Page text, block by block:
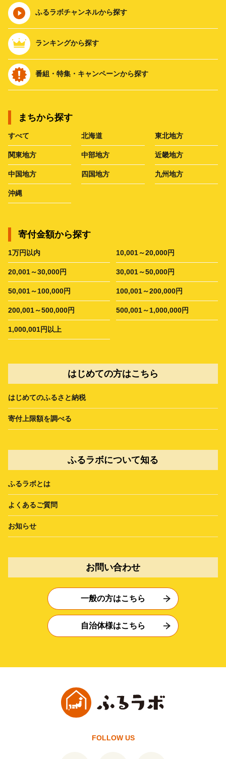
ふるラボチャンネルから探す
ランキングから探す
番組・特集・キャンペーンから探す
まちから探す
すべて 北海道 東北地方
関東地方 中部地方 近畿地方
中国地方 四国地方 九州地方
沖縄
寄付金額から探す
1万円以内 10,001～20,000円
20,001～30,000円 30,001～50,000円
50,001～100,000円 100,001～200,000円
200,001～500,000円 500,001～1,000,000円
1,000,001円以上
はじめての方はこちら
はじめてのふるさと納税
寄付上限額を調べる
ふるラボについて知る
ふるラボとは
よくあるご質問
お知らせ
お問い合わせ
一般の方はこちら
自治体様はこちら
FOLLOW US